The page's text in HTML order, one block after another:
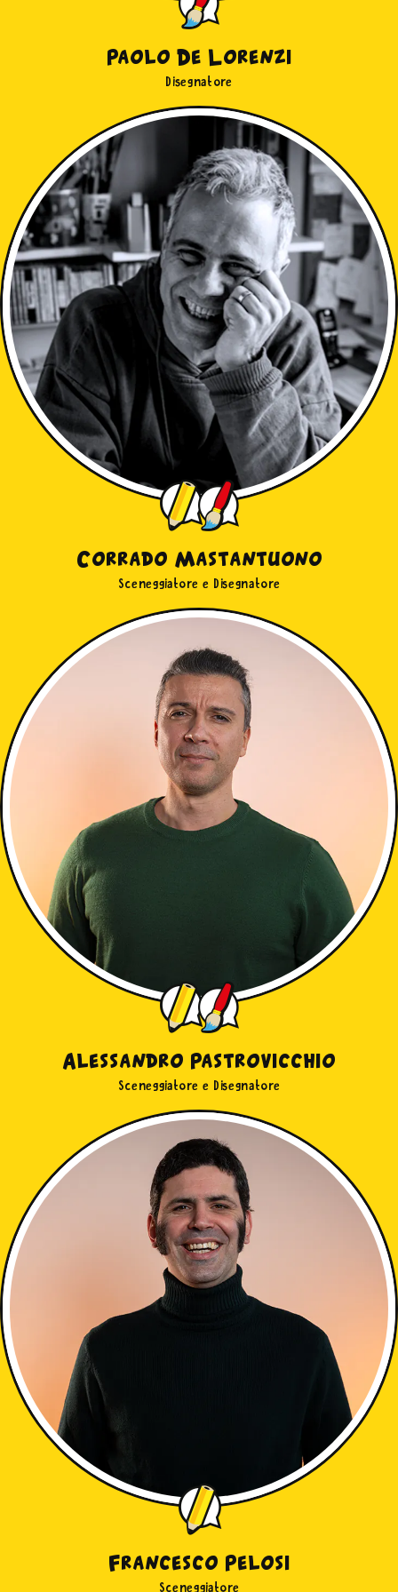
Paolo De Lorenzi
Disegnatore
Corrado Mastantuono
Sceneggiatore e Disegnatore
Alessandro Pastrovicchio
Sceneggiatore e Disegnatore
Francesco Pelosi
Sceneggiatore